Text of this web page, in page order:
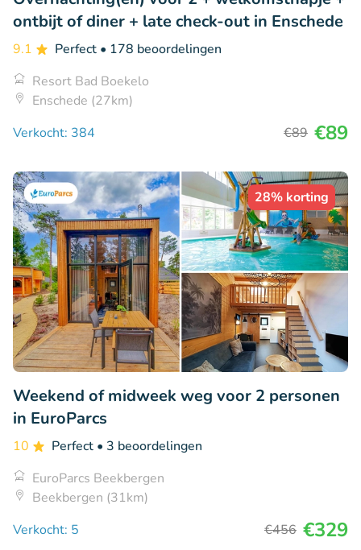
ontbijt of diner + late check-out in Enschede
9.1 Perfect • 178 beoordelingen
Resort Bad Boekelo
Enschede (27km)
Verkocht: 384
€89 €89
28% korting
Weekend of midweek weg voor 2 personen
in EuroParcs
10 Perfect • 3 beoordelingen
EuroParcs Beekbergen
Beekbergen (31km)
Verkocht: 5
€456 €329